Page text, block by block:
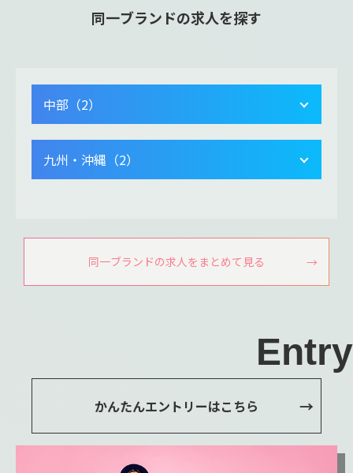
同一ブランドの求人を探す
中部（2）
九州・沖縄（2）
同一ブランドの求人をまとめて見る
Entry
かんたんエントリーはこちら